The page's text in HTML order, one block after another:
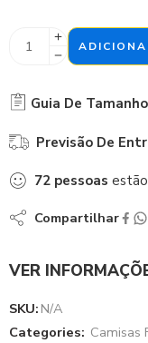
Guia De
Previsão De
72 pessoas
Compartilhar
VER
SKU: N/A
Categories: Camisas